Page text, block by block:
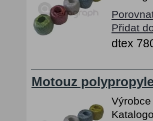
Přidat
dtex
Motouz